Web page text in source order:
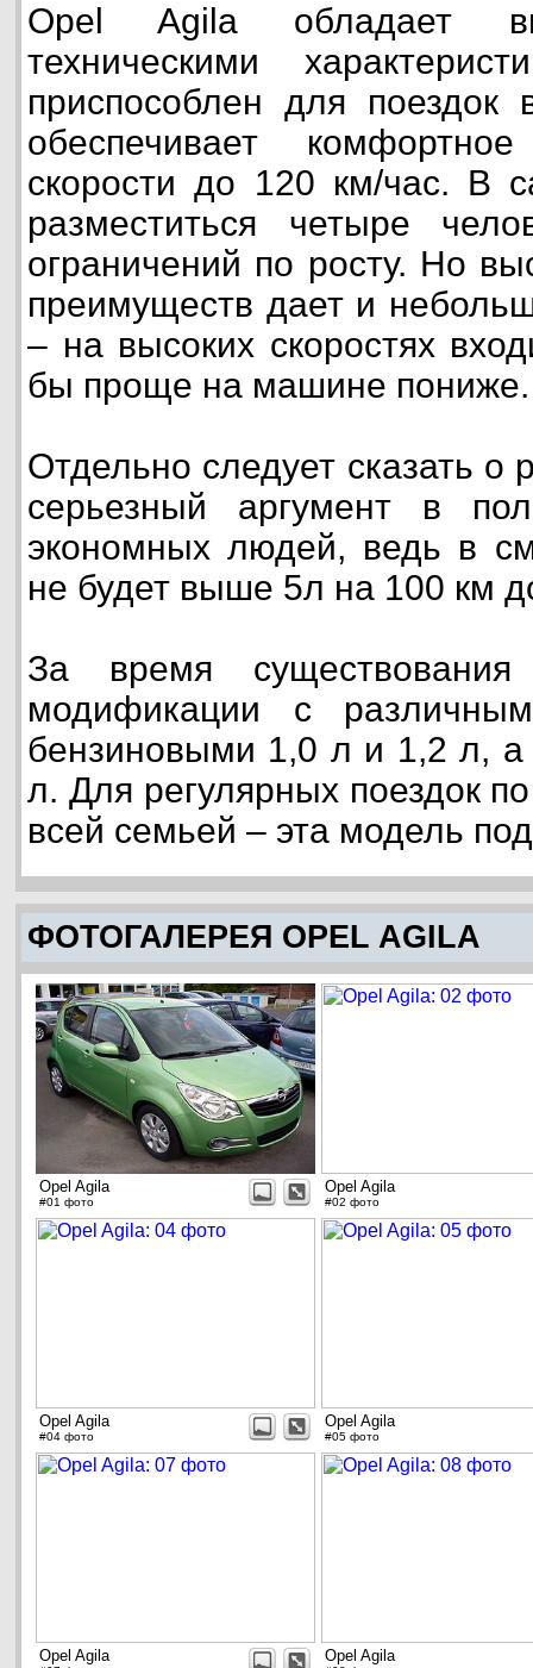
Opel Agila обладает
техническими
приспособлен для поездок
обеспечивает
скорости до 120 км/час. В
разместиться четыре
ограничений по росту. Но
преимуществ дает и
– на высоких скоростях
бы проще на машине пониже.
Отдельно следует сказать о
серьезный аргумент в
экономных людей, ведь в
не будет выше 5л на 100 км
За время
модификации с
бензиновыми 1,0 л и 1,2 л,
л. Для регулярных поездок
всей семьей – эта модель
ФОТОГАЛЕРЕЯ OPEL AGILA
Opel Agila
#01 фото
Opel Agila
#02 фото
Opel Agila
#04 фото
Opel Agila
#05 фото
Opel Agila Opel Agila